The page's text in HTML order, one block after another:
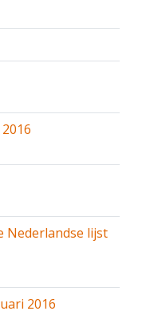
Nederlandse lijst
2016